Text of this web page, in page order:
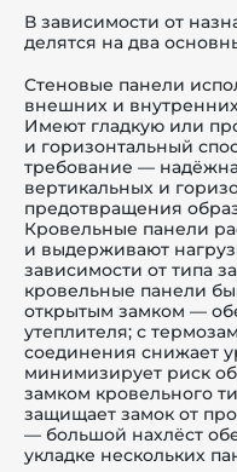
В зависимости от
делятся на два
Стеновые панели
внешних и
Имеют гладкую или
и горизонтальный
требование —
вертикальных и
предотвращения
Кровельные панели
и выдерживают
зависимости от типа
кровельные панели
открытым замком —
утеплителя; с
соединения снижает
минимизирует риск
замком кровельного
защищает замок от
— большой нахлёст
укладке нескольких